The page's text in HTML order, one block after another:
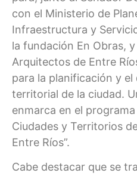
con el Ministerio de
Infraestructura y
la fundación En Obras,
Arquitectos de Entre
para la planificación y
territorial de la ciudad.
enmarca en el programa
Ciudades y Territorios
Entre Ríos”.
Cabe destacar que se